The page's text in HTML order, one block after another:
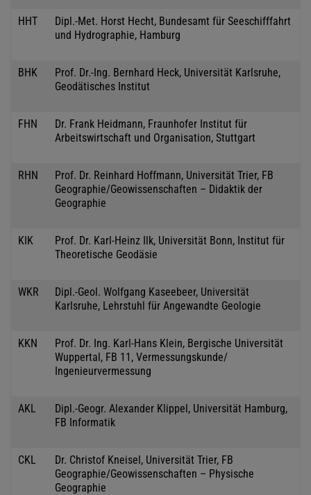
HHT
Dipl.-Met. Horst Hecht, Bundesamt für Seeschifffahrt
und Hydrographie, Hamburg
BHK
Prof. Dr.-Ing. Bernhard Heck, Universität Karlsruhe,
Geodätisches Institut
FHN
Dr. Frank Heidmann, Fraunhofer Institut für
Arbeitswirtschaft und Organisation, Stuttgart
RHN
Prof. Dr. Reinhard Hoffmann, Universität Trier, FB
Geographie/Geowissenschaften – Didaktik der
Geographie
KIK
Prof. Dr. Karl-Heinz Ilk, Universität Bonn, Institut für
Theoretische Geodäsie
WKR
Dipl.-Geol. Wolfgang Kaseebeer, Universität
Karlsruhe, Lehrstuhl für Angewandte Geologie
KKN
Prof. Dr. Ing. Karl-Hans Klein, Bergische Universität
Wuppertal, FB 11, Vermessungskunde/
Ingenieurvermessung
AKL
Dipl.-Geogr. Alexander Klippel, Universität Hamburg,
FB Informatik
CKL
Dr. Christof Kneisel, Universität Trier, FB
Geographie/Geowissenschaften – Physische
Geographie